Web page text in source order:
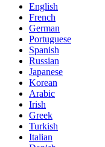
English
French
German
Portuguese
Spanish
Russian
Japanese
Korean
Arabic
Irish
Greek
Turkish
Italian